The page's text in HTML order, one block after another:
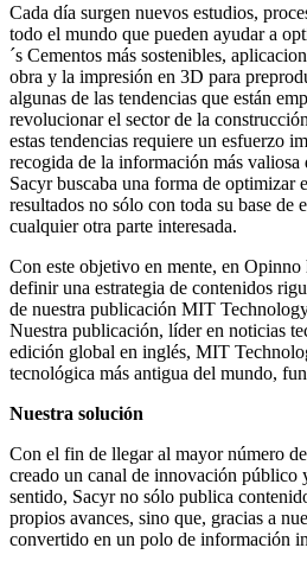
Cada día surgen nuevos estudios,
todo el mundo que pueden ayudar a
´s Cementos más sostenibles,
obra y la impresión en 3D para
algunas de las tendencias que están
revolucionar el sector de la
estas tendencias requiere un esfuerzo
recogida de la información más valiosa
Sacyr buscaba una forma de optimizar
resultados no sólo con toda su base de
cualquier otra parte interesada.
Con este objetivo en mente, en Opinno
definir una estrategia de contenidos
de nuestra publicación MIT
Nuestra publicación, líder en noticias
edición global en inglés, MIT
tecnológica más antigua del mundo,
Nuestra solución
Con el fin de llegar al mayor número
creado un canal de innovación público
sentido, Sacyr no sólo publica
propios avances, sino que, gracias a
convertido en un polo de información